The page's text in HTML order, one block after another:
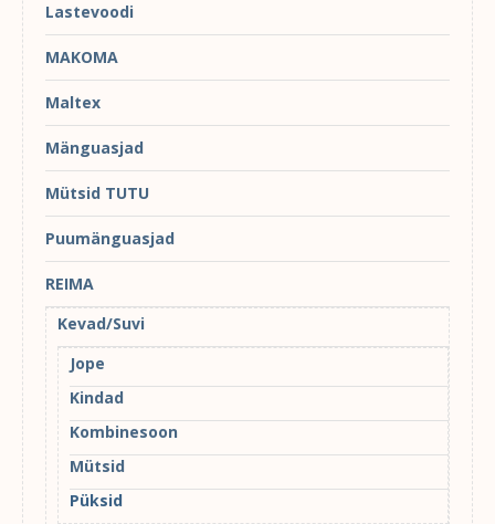
Lastevoodi
MAKOMA
Maltex
Mänguasjad
Mütsid TUTU
Puumänguasjad
REIMA
Kevad/Suvi
Jope
Kindad
Kombinesoon
Mütsid
Püksid